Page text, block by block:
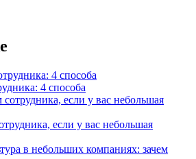
4 способа
если у вас небольшая